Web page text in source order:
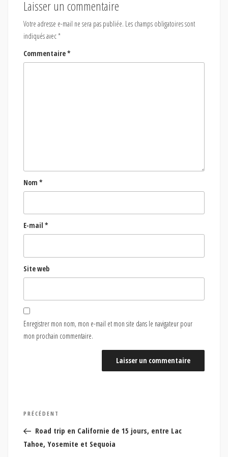
Laisser un commentaire
Votre adresse e-mail ne sera pas publiée. Les champs obligatoires sont
indiqués avec*
Commentaire*
Nom *
E-mail *
Site web
Enregistrer mon nom, mon e-mail et mon site dans le navigateur pour
mon prochain commentaire.
Navigation
de
l’article
Article
précédent
PRÉCÉDENT
Road trip en Californie de 15 jours, entre Lac
Tahoe, Yosemite et Sequoia